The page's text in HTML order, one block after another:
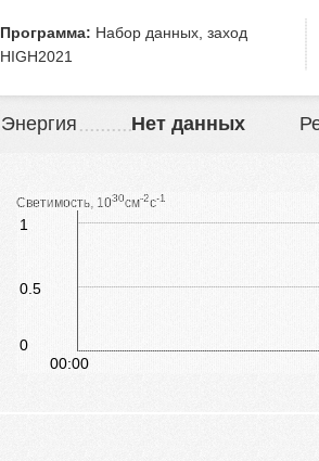
Программа: Набор данных, заход
HIGH2021
Нет данных
Энергия
Светимость, 1030см-2с-1
0
0.5
1
00:00